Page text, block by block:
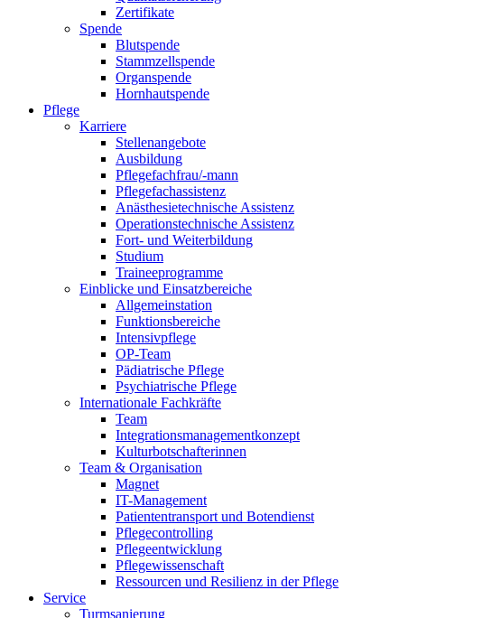
Zertifikate
Spende
Blutspende
Stammzellspende
Organspende
Hornhautspende
Pflege
Karriere
Stellenangebote
Ausbildung
Pflegefachfrau/-mann
Pflegefachassistenz
Anästhesietechnische Assistenz
Operationstechnische Assistenz
Fort- und Weiterbildung
Studium
Traineeprogramme
Einblicke und Einsatzbereiche
Allgemeinstation
Funktionsbereiche
Intensivpflege
OP-Team
Pädiatrische Pflege
Psychiatrische Pflege
Internationale Fachkräfte
Team
Integrationsmanagementkonzept
Kulturbotschafterinnen
Team & Organisation
Magnet
IT-Management
Patiententransport und Botendienst
Pflegecontrolling
Pflegeentwicklung
Pflegewissenschaft
Ressourcen und Resilienz in der Pflege
Service
Turmsanierung